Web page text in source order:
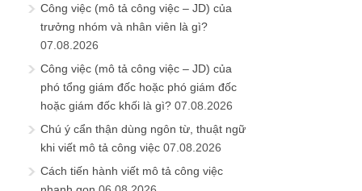
Công việc (mô tả công việc – JD) của
trưởng nhóm và nhân viên là gì?
07.08.2026
Công việc (mô tả công việc – JD) của
phó tổng giám đốc hoặc phó giám đốc
hoặc giám đốc khối là gì? 07.08.2026
Chú ý cẩn thận dùng ngôn từ, thuật ngữ
khi viết mô tả công việc 07.08.2026
Cách tiến hành viết mô tả công việc